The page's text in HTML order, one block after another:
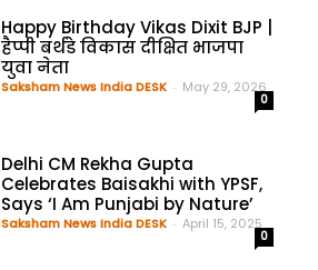
Happy Birthday Vikas Dixit BJP |
हैप्पी बर्थडे विकास दीक्षित भाजपा
युवा नेता
Saksham News India DESK - May 29, 2026
0
Delhi CM Rekha Gupta
Celebrates Baisakhi with YPSF,
Says ‘I Am Punjabi by Nature’
Saksham News India DESK - April 15, 2025
0